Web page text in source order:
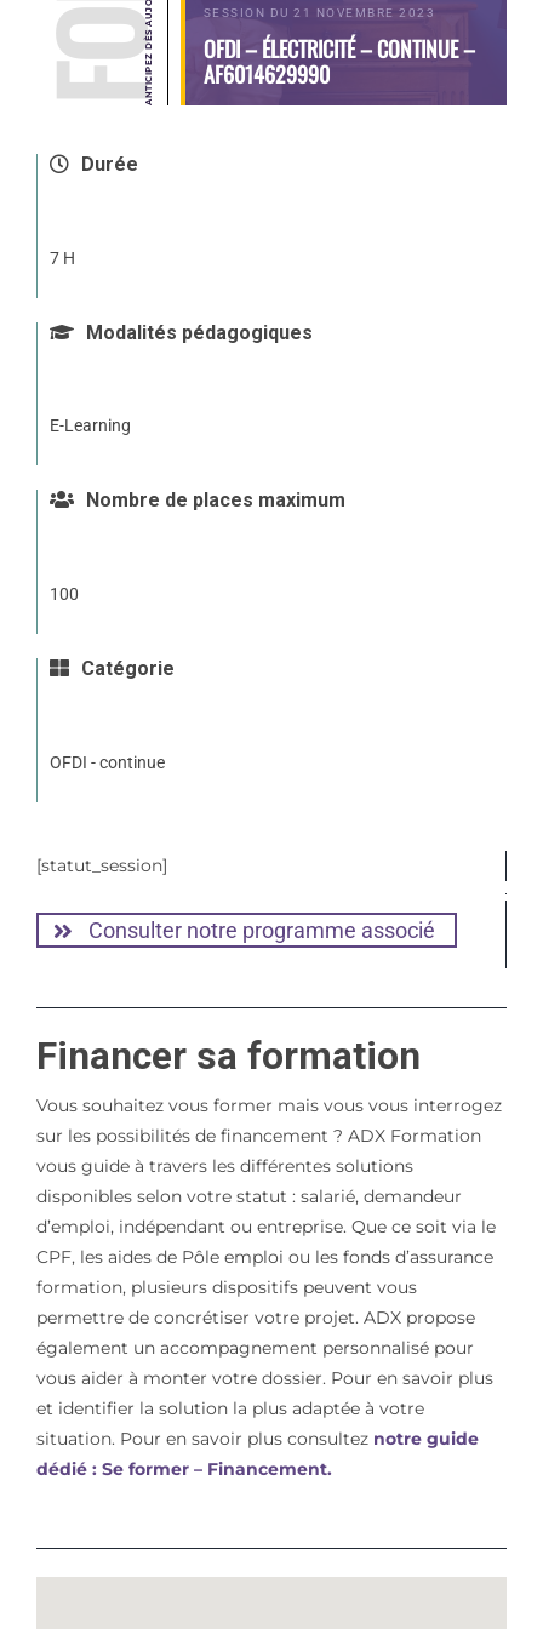
SESSION DU 21 NOVEMBRE 2023
OFDI – ÉLECTRICITÉ – CONTINUE –
AF6014629990
Durée
7 H
Modalités pédagogiques
E-Learning
Nombre de places maximum
100
Catégorie
OFDI - continue
[statut_session]
Consulter notre programme associé
Financer sa formation
Vous souhaitez vous former mais vous vous interrogez
sur les possibilités de financement ? ADX Formation
vous guide à travers les différentes solutions
disponibles selon votre statut : salarié, demandeur
d’emploi, indépendant ou entreprise. Que ce soit via le
CPF, les aides de Pôle emploi ou les fonds d’assurance
formation, plusieurs dispositifs peuvent vous
permettre de concrétiser votre projet. ADX propose
également un accompagnement personnalisé pour
vous aider à monter votre dossier. Pour en savoir plus
et identifier la solution la plus adaptée à votre
situation. Pour en savoir plus consulteznotre guide
dédié : Se former – Financement.